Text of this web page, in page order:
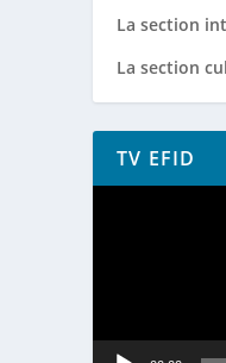
La section
La section
TV EFID
Lecteur